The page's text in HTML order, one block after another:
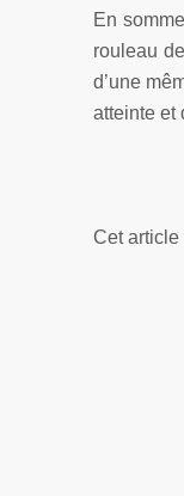
En
rouleau
d’une
atteinte et
Cet